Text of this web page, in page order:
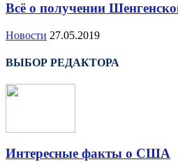
Всё о получении
Новости 27.05.2019
ВЫБОР РЕДАКТОРА
Интересные факты о США